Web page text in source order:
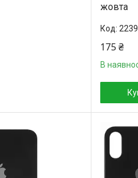
жовта
2239
175 ₴
В